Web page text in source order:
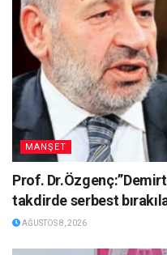
MANŞET
Prof.
takdirde serbest
AĞUSTOS 8, 2026